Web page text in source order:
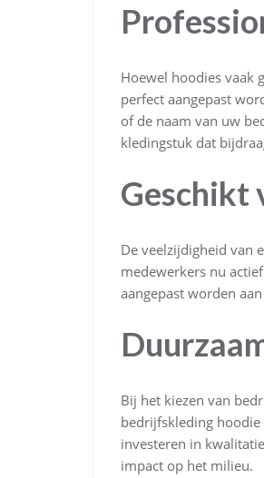
Hoewel hoodies vaak
perfect aangepast
of de naam van uw
kledingstuk dat
Geschikt
De veelzijdigheid van
medewerkers nu
aangepast worden
Bij het kiezen van
bedrijfskleding hoodie
investeren in
impact op het milieu.